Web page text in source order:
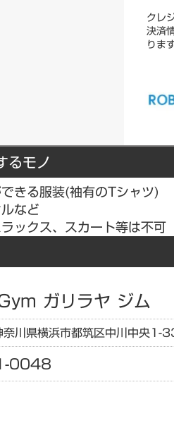
クレ
決済
りま
るモノ
きる服装(袖有のTシャツ)
など
ックス、スカート等は不可
ガリラヤ ジム
川県横浜市都筑区中川中央1-
0048